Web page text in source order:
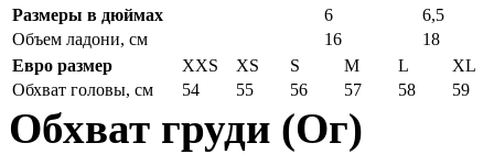
Размеры в дюймах 6
6,5
Объем ладони, см
16
18
Евро размер
XXS XS S M L
XL
Обхват головы, см
54 55 56 57 58 59
Обхват груди (Ог)